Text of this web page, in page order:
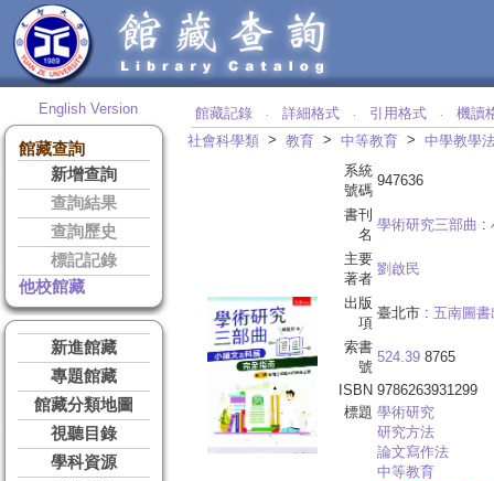
English Version
館藏查詢
新增查詢
查詢結果
查詢歷史
標記記錄
他校館藏
新進館藏
專題館藏
館藏分類地圖
視聽目錄
學科資源
館藏記錄 ‧ 詳細格式 ‧ 引用格式 ‧
機讀
社會科學類 > 教育 > 中等教育 > 中學教學
系統
號碼
947636
書刊
名
學術研究三部曲 :
主要
著者
劉啟民
出版
項
臺北市 : 五南圖書
索書
號
524.39 8765
ISBN 9786263931299
標題 學術研究
研究方法
論文寫作法
中等教育